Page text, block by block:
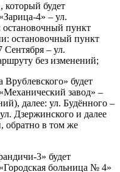
будет
4» – ул.
остановочный пункт
остановочный пункт
Сентября – ул.
без изменений;
будет
завод» –
далее: ул. Будённого –
Дзержинского и далее
обратно в том же
3» будет
больница № 4»